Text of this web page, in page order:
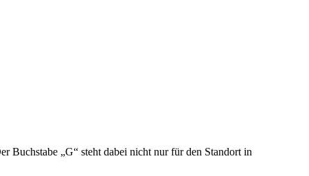
Buchstabe „G“ steht dabei nicht nur für den Standort in